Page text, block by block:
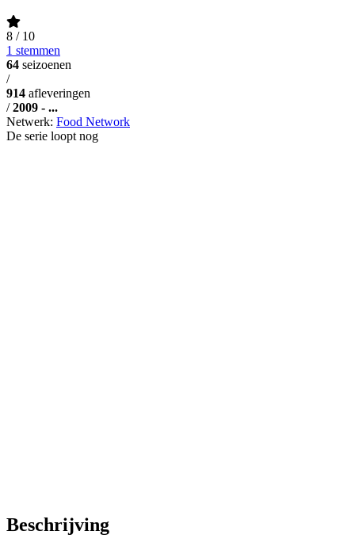
8 / 10
1 stemmen
64 seizoenen
/
914 afleveringen
/ 2009 - ...
Netwerk: Food Network
De serie loopt nog
Beschrijving